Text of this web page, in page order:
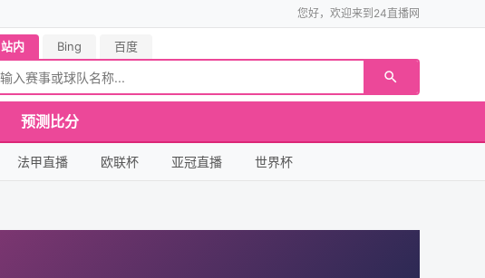
您好，欢迎来到24直播网
站内 Bing 百度
预测比分
法甲直播 欧联杯 亚冠直播 世界杯